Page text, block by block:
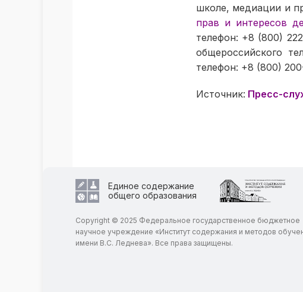
школе, медиации и
прав и интересов
телефон: +8 (800)
общероссийского
телефон: +8 (800)
Источник: Пресс-
Единое содержание
общего образования
Copyright © 2025 Федеральное государственное бюджетное
научное учреждение «Институт содержания и методов
имени В.С. Леднева». Все права защищены.